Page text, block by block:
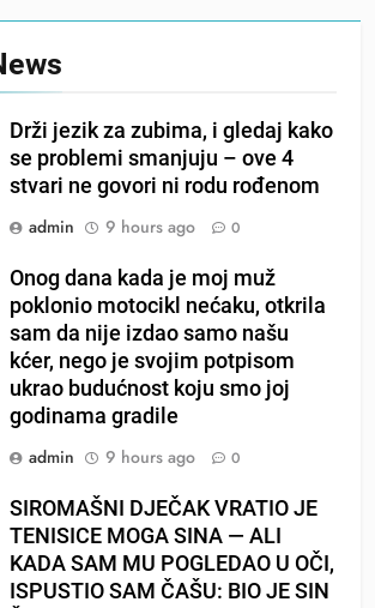
Drži jezik za zubima, i gledaj kako
se problemi smanjuju – ove 4
stvari ne govori ni rodu rođenom
admin
9 hours ago 0
Onog dana kada je moj muž
poklonio motocikl nećaku, otkrila
sam da nije izdao samo našu
kćer, nego je svojim potpisom
ukrao budućnost koju smo joj
godinama gradile
admin
9 hours ago 0
SIROMAŠNI DJEČAK VRATIO JE
TENISICE MOGA SINA — ALI
KADA SAM MU POGLEDAO U OČI,
ISPUSTIO SAM ČAŠU: BIO JE SIN